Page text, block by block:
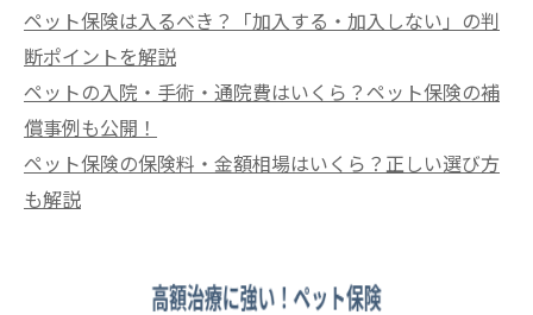
ペット保険は入るべき？「加入する・加入しない」の判
断ポイントを解説
ペットの入院・手術・通院費はいくら？ペット保険の補
償事例も公開！
ペット保険の保険料・金額相場はいくら？正しい選び方
も解説